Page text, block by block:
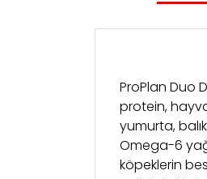
ProPlan Duo
protein,
yumurta,
Omega-6 yağ
köpeklerin